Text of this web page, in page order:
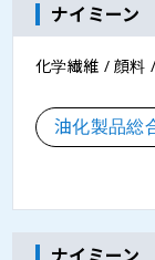
ナイミーン
化学繊維 / 顔料
油化製品総
ナイミーン